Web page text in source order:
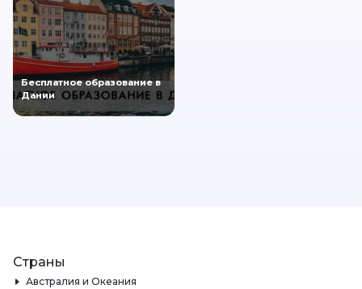
Бесплатное образование в
Дании
Страны
Австралия и Океания